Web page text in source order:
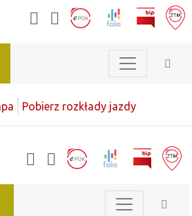
Pobierz rozkłady jazdy